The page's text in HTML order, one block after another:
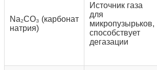
Na₂CO₃ (карбонат
натрия)
Источник газа
для
микропузырьков,
способствует
дегазации